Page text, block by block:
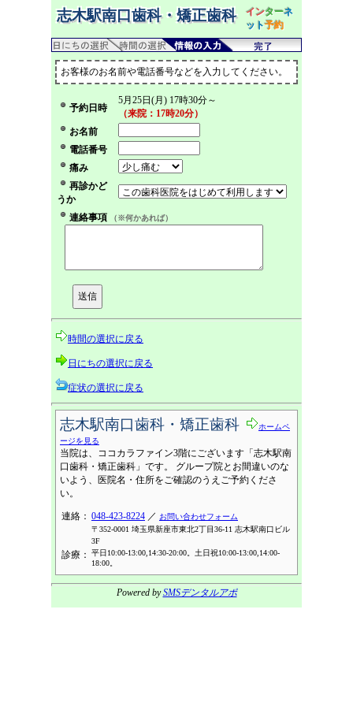
志木駅南口歯科・矯正歯科 インターネ
ット予約
お客様のお名前や電話番号などを入力してください。
予約日時
5月25日(月) 17時30分～
（来院：17時20分）
お名前
電話番号
痛み
再診かど
うか
連絡事項
（※何かあれば）
時間の選択に戻る
日にちの選択に戻る
症状の選択に戻る
志木駅南口歯科・矯正歯科
ホームペ
ージを見る
当院は、ココカラファイン3階にございます「志木駅南
口歯科・矯正歯科」です。 グループ院とお間違いのな
いよう、医院名・住所をご確認のうえご予約くださ
い。
連絡： 048-423-8224 ／ お問い合わせフォーム
〒352-0001 埼玉県新座市東北2丁目36-11 志木駅南口ビル
3F
診療：
平日10:00-13:00,14:30-20:00。土日祝10:00-13:00,14:00-
18:00。
Powered bySMSデンタルアポ